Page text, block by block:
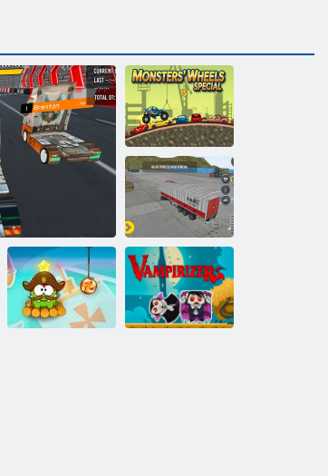
Speciale Ruote
dei Mostri
Simulatore di
camion 17